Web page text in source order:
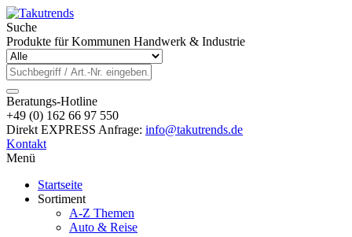
Suche
Produkte für Kommunen Handwerk & Industrie
Beratungs-Hotline
+49 (0) 162 66 97 550
Direkt EXPRESS Anfrage: info@takutrends.de
Kontakt
Menü
Startseite
Sortiment
A-Z Themen
Auto & Reise